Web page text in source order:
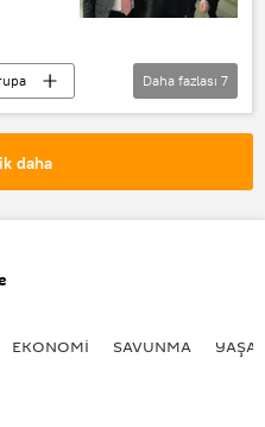
Daha fazlası 7
daha
EKONOMİ SAVUNMA